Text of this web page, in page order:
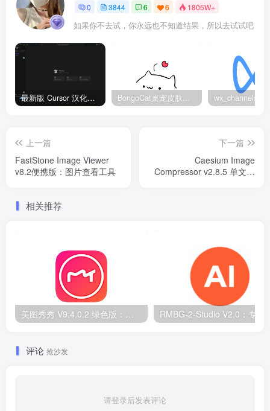
0 3844 6 6 1805W+
如果你不去试，你永远也不知道结果，所以去试试吧
最新版 Cursor 汉化设置中文教程（两种简单方法，附中文语言包下载） BongoCat桌宠皮肤包大全：20款主题皮肤免费下载
上一篇
FastStone Image Viewer
v8.2便携版：图片查看工具
下一篇
Caesium Image
Compressor v2.8.5 单文件
相关推荐
美图秀秀 V9.4.0.2 绿色版：无广告 PC 图片处理工具
评论 抢沙发
请登录后发表评论